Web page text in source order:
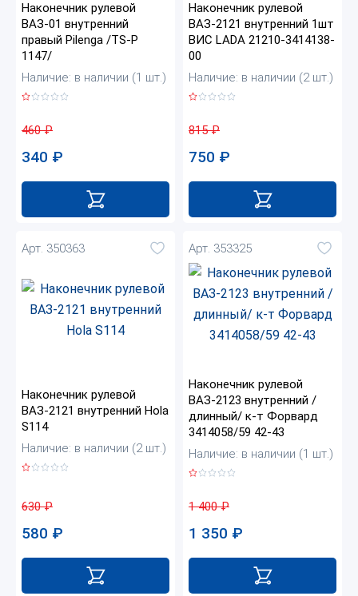
Наконечник рулевой
ВАЗ-01 внутренний
правый Pilenga /TS-P
1147/
Наличие: в наличии (1 шт.)
460₽
340 ₽
Наконечник рулевой
ВАЗ-2121 внутренний 1шт
ВИС LADA 21210-3414138-
00
Наличие: в наличии (2 шт.)
815₽
750 ₽
Арт. 350363
Наконечник рулевой
ВАЗ-2121 внутренний Hola
S114
Наличие: в наличии (2 шт.)
630₽
580 ₽
Арт. 353325
Наконечник рулевой
ВАЗ-2123 внутренний /
длинный/ к-т Форвард
3414058/59 42-43
Наличие: в наличии (1 шт.)
1 400₽
1 350 ₽